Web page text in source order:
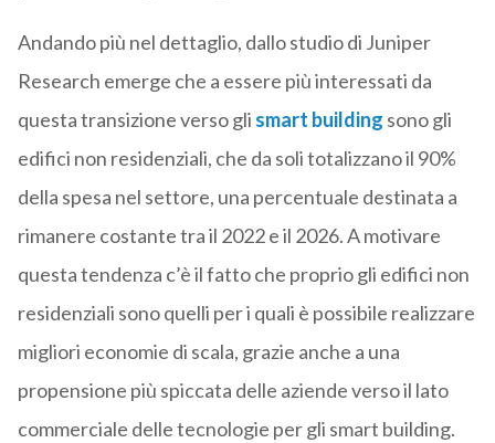
Andando più nel dettaglio, dallo studio di Juniper
Research emerge che a essere più interessati da
questa transizione verso gli smart building sono gli
edifici non residenziali, che da soli totalizzano il 90%
della spesa nel settore, una percentuale destinata a
rimanere costante tra il 2022 e il 2026. A motivare
questa tendenza c’è il fatto che proprio gli edifici non
residenziali sono quelli per i quali è possibile realizzare
migliori economie di scala, grazie anche a una
propensione più spiccata delle aziende verso il lato
commerciale delle tecnologie per gli smart building.